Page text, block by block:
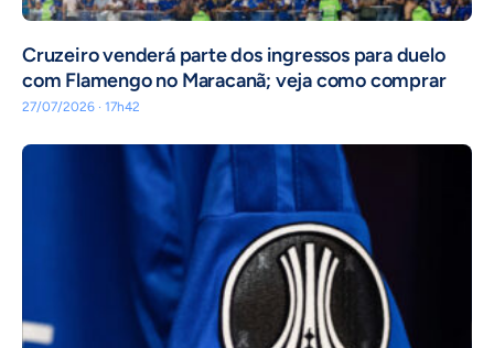
Cruzeiro venderá parte dos ingressos para duelo
com Flamengo no Maracanã; veja como comprar
27/07/2026 · 17h42